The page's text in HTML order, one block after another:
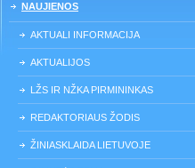
NAUJIENOS
AKTUALI INFORMACIJA
AKTUALIJOS
LŽS IR NŽKA PIRMININKAS
REDAKTORIAUS ŽODIS
ŽINIASKLAIDA LIETUVOJE